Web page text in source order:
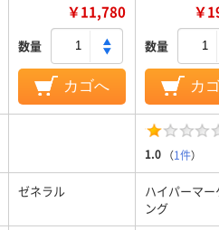
￥11,780
数量
カゴへ
￥
数量
カ
1.0 （1件）
ゼネラル
ハイパーマ
ング